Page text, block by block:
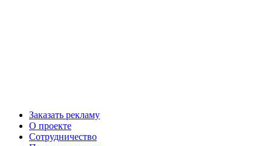
Заказать рекламу
О проекте
Сотрудничество